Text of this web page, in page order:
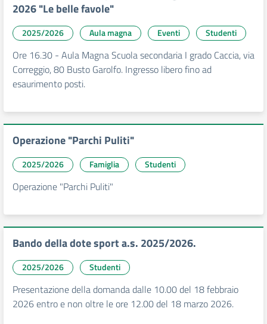
2026 "Le belle favole"
2025/2026 Aula magna Eventi Studenti
Ore 16.30 - Aula Magna Scuola secondaria I grado Caccia, via
Correggio, 80 Busto Garolfo. Ingresso libero fino ad
esaurimento posti.
Operazione "Parchi Puliti"
2025/2026 Famiglia Studenti
Operazione "Parchi Puliti"
Bando della dote sport a.s. 2025/2026.
2025/2026 Studenti
Presentazione della domanda dalle 10.00 del 18 febbraio
2026 entro e non oltre le ore 12.00 del 18 marzo 2026.